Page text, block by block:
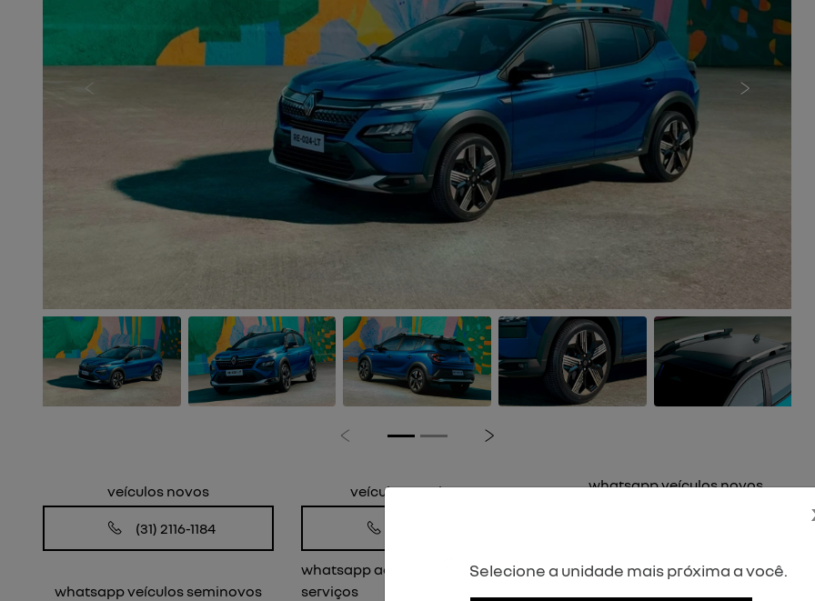
Anterior Próximo
Anterior Próximo
veículos novos
(31) 2116-1184
veículos seminovos whatsapp veículos novos
whatsapp veículos seminovos
whatsapp agendamento
serviços
Selecione a unidade mais próxima a você.